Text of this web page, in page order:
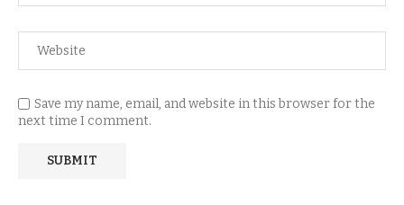
Save my name, email, and website in this browser for the
next time I comment.